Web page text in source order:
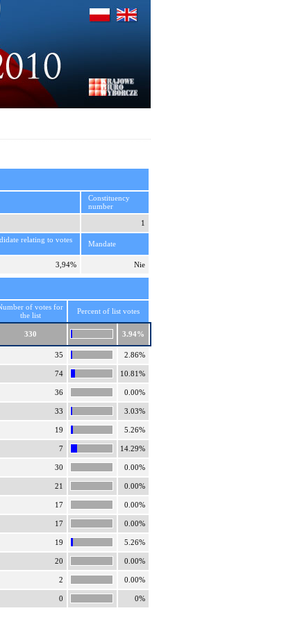
Constituency
number
1
relating to votes
Mandate
3,94% Nie
of votes for
the list
Percent of list votes
330 3.94%
35 2.86%
74 10.81%
36 0.00%
33 3.03%
19 5.26%
7 14.29%
30 0.00%
21 0.00%
17 0.00%
17 0.00%
19 5.26%
20 0.00%
2 0.00%
0 0%